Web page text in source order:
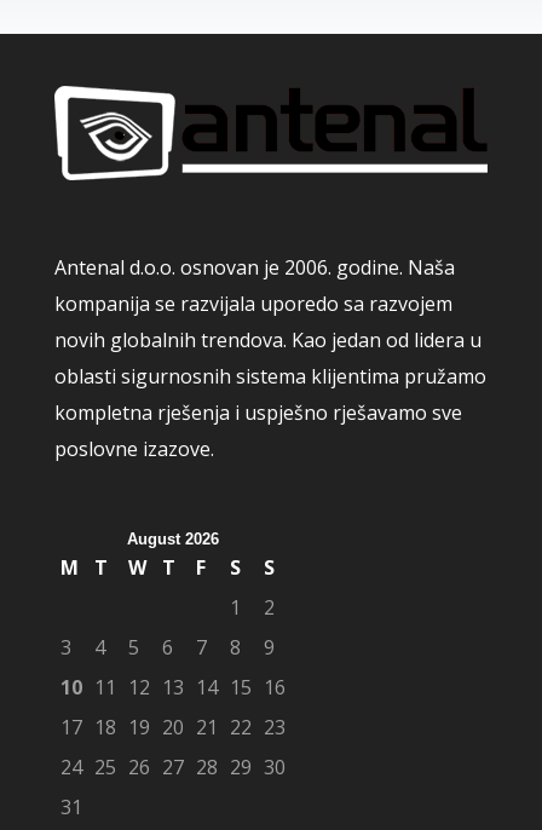
Antenal d.o.o. osnovan je 2006. godine. Naša
kompanija se razvijala uporedo sa razvojem
novih globalnih trendova. Kao jedan od lidera u
oblasti sigurnosnih sistema klijentima pružamo
kompletna rješenja i uspješno rješavamo sve
poslovne izazove.
August 2026
M T W T F S
S
1
2
3
4 5 6 7 8
9
10 11 12 13 14 15 16
17 18 19 20 21 22 23
24 25 26 27 28 29 30
31